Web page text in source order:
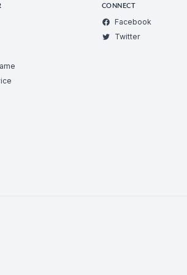
CONNECT
Facebook
Twitter